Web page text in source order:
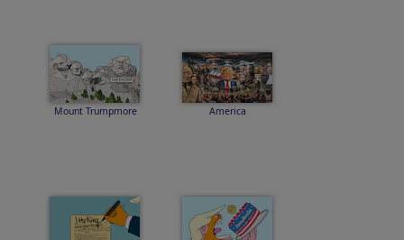
Mount Trumpmore America